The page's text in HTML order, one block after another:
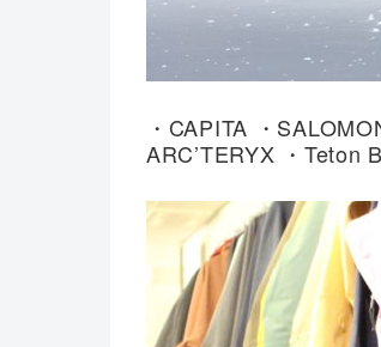
・CAPITA ・
ARC’TERYX ・Teton